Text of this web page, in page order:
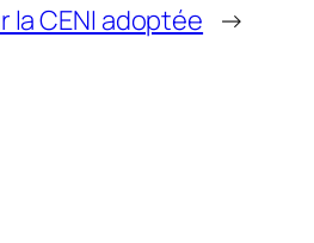
la CENI adoptée →